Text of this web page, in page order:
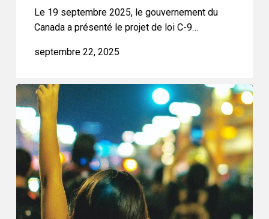
Le 19 septembre 2025, le gouvernement du
Canada a présenté le projet de loi C-9…
septembre 22, 2025
L’ACLC
s’exprime
sur
le
projet
règlement
les